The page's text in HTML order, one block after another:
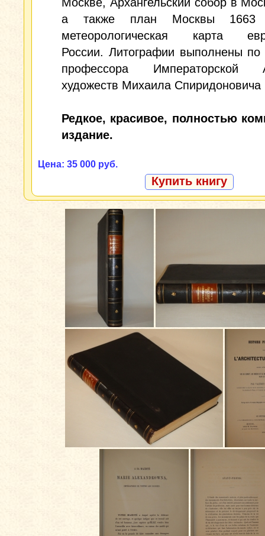
а также план Москвы
метеорологическая карта
России. Литографии выполнены по
профессора Императорской
художеств Михаила Спиридоновича
Редкое, красивое, полностью
издание.
Цена: 35 000 руб.
Купить книгу